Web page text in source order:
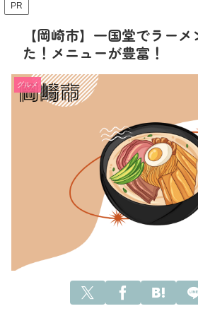
PR
【岡崎市】一国堂でラー
た！メニューが豊富！
グルメ